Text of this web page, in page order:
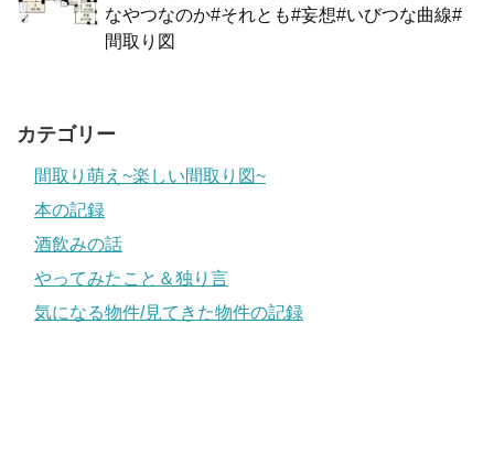
なやつなのか#それとも#妄想#いびつな曲線#
間取り図
カテゴリー
間取り萌え~楽しい間取り図~
本の記録
酒飲みの話
やってみたこと＆独り言
気になる物件/見てきた物件の記録